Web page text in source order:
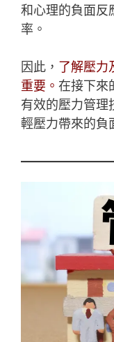
和心理的負面反
率。
因此， 了解壓力
重要。 在接下來
有效的壓力管理
輕壓力帶來的負